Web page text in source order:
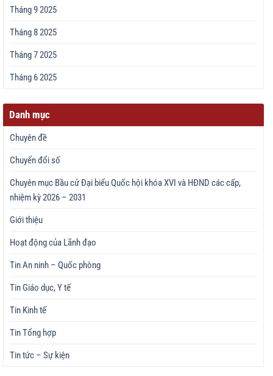
Tháng 9 2025
Tháng 8 2025
Tháng 7 2025
Tháng 6 2025
Danh mục
Chuyên đề
Chuyển đổi số
Chuyên mục Bầu cử Đại biểu Quốc hội khóa XVI và HĐND các cấp,
nhiệm kỳ 2026 – 2031
Giới thiệu
Hoạt động của Lãnh đạo
Tin An ninh – Quốc phòng
Tin Giáo dục, Y tế
Tin Kinh tế
Tin Tổng hợp
Tin tức – Sự kiện